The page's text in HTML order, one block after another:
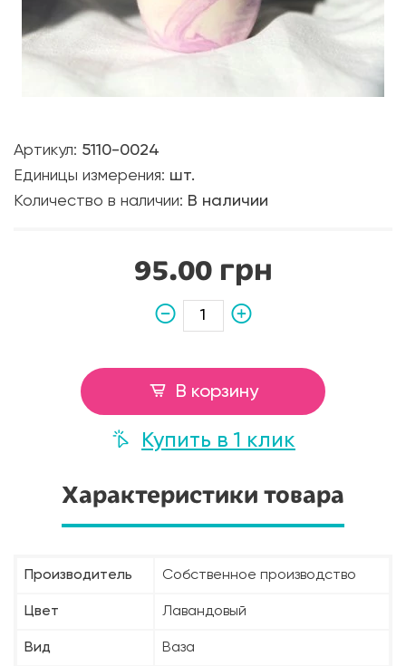
Артикул: 5110-0024
Единицы измерения: шт.
Количество в наличии: В наличии
95.00 грн
В корзину
Купить в 1 клик
Характеристики товара
Производитель Собственное производство
Цвет Лавандовый
Вид Ваза